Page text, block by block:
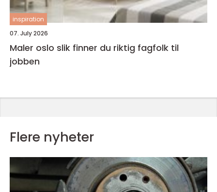
inspiration
07. July 2026
Maler oslo slik finner du riktig fagfolk til
jobben
Flere nyheter